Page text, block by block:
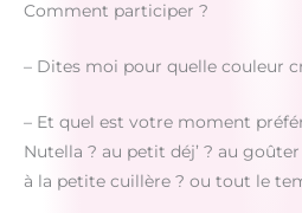
Comment participer ?
– Dites moi pour quelle couleur
– Et quel est votre moment
Nutella ? au petit déj’ ? au
à la petite cuillère ? ou tout le